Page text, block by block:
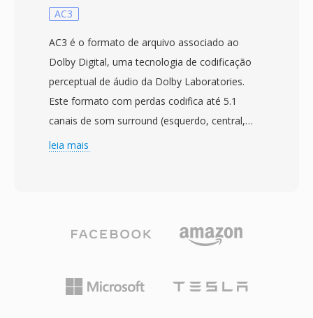
producoes com altas taxas de amostragem. O
de bloco é campos de tamanho para 64 bits,
usando GUIDs em vez de codigos de quatro
caracteres. Essa mudança estrutural permite
que os arquivos atinjam tamanhos medidos
em exabytes, removendo efetivamente
qualquer restrição prática de armazenamento.
trilhas sonoras de filmes, gravação de
concertos ao vivo é aquisicao de dados
estações de trabalho de áudio digital
AC3
AC3 é o formato de arquivo associado ao
Dolby Digital, uma tecnologia de codificação
perceptual de áudio da Dolby Laboratories.
Este formato com perdas codifica até 5.1
canais de som surround (esquerdo, central,
direito, surround esquerdo, surround direito é
descartar informações de áudio abaixo do
arquivos compactos sem perda de qualidade
perceptível. O AC3 tornou-se o padrão de
leia mais